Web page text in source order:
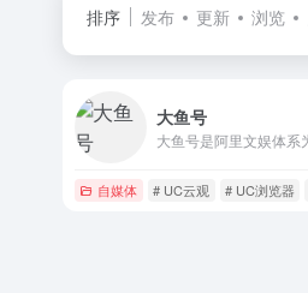
排序 发布 更新 浏览
大鱼号
自媒体 # UC云观 # UC浏览器